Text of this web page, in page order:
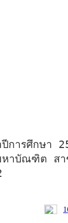
การศึกษา
หาบัณฑิต สา